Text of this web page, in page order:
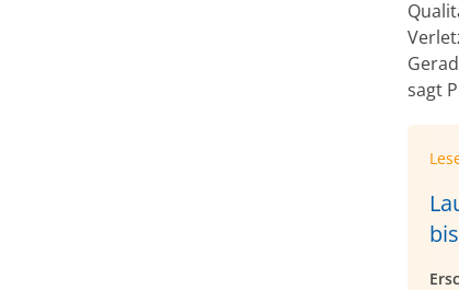
sagt